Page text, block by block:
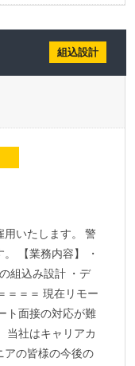
組込設計
用いたします。 警
【業務内容】 ・
組込み設計 ・デ
＝＝＝ 現在リモー
ト面接の対応が難
当社はキャリアカ
アの皆様の今後の